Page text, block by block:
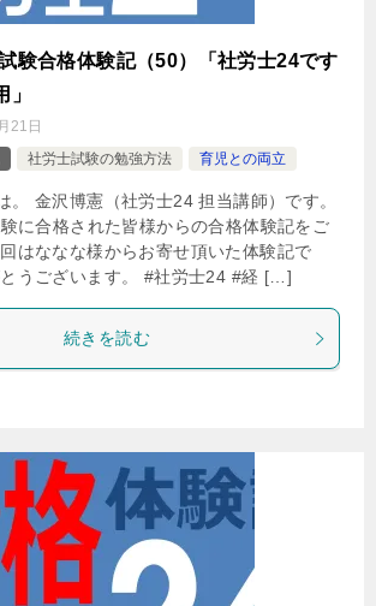
験合格体験記（50）「社労士24です
」
21日
社労士試験の勉強方法 育児との両立
。 金沢博憲（社労士24 担当講師）です。
に合格された皆様からの合格体験記をご
はななな様からお寄せ頂いた体験記で
うございます。 #社労士24 #経 […]
続きを読む